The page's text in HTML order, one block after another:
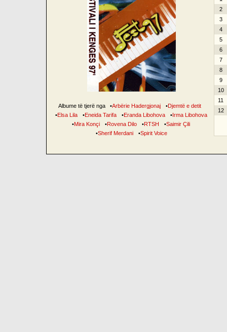
Albume të tjerë nga •Arbërie Hadergjonaj •Djemtë e detit
•Elsa Lila •Eneida Tarifa •Eranda Libohova •Irma Libohova
•Mira Konçi •Rovena Dilo •RTSH •Saimir Çili
•Sherif Merdani •Spirit Voice
2
3
4
5
6
7
8
9
10
11
12